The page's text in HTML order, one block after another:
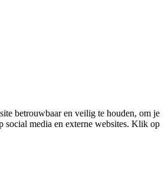
betrouwbaar en veilig te houden, om je
social media en externe websites. Klik op